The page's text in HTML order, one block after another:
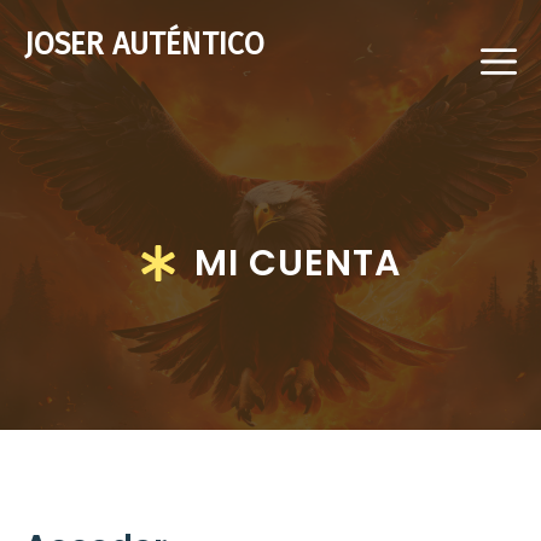
Saltar
al
contenido
JOSER AUTÉNTICO
MI CUENTA